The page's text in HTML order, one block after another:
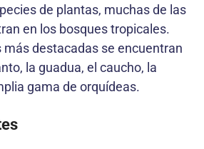
de plantas, muchas de las
en los bosques tropicales.
más destacadas se encuentran
la guadua, el caucho, la
gama de orquídeas.